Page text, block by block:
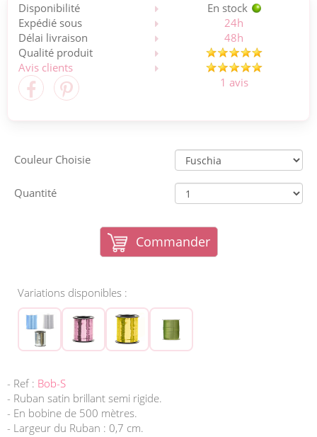
Disponibilité
En stock
Expédié sous
24h
Délai livraison
48h
Qualité produit
Avis clients
1 avis
Couleur Choisie
Quantité
Commander
Variations disponibles :
- Ref : Bob-S
- Ruban satin brillant semi rigide.
- En bobine de 500 mètres.
- Largeur du Ruban : 0,7 cm.